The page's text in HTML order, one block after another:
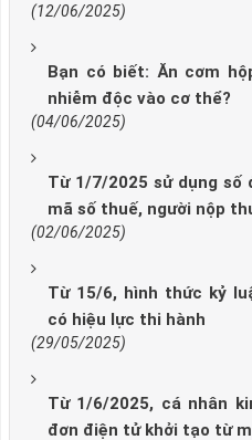
(12/06/2025)
Bạn có biết: Ăn cơm
nhiễm độc vào cơ thể?
(04/06/2025)
Từ 1/7/2025 sử dụng số
mã số thuế, người nộp
(02/06/2025)
Từ 15/6, hình thức kỷ
có hiệu lực thi hành
(29/05/2025)
Từ 1/6/2025, cá nhân
đơn điện tử khởi tạo từ